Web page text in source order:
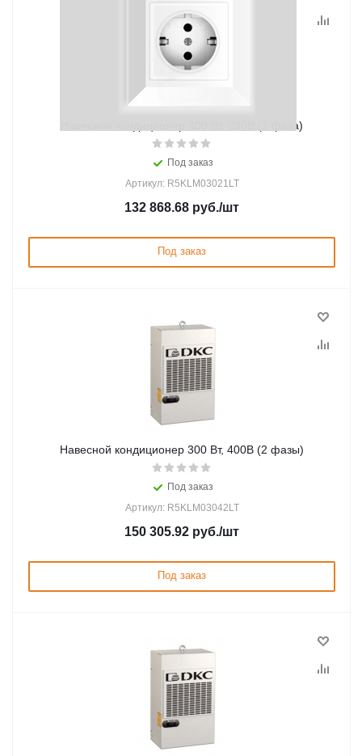
Навесной кондиционер 300 Вт, 230В (1 фаза)
Под заказ
Артикул: R5KLM03021LT
132 868.68 руб./шт
Под заказ
Навесной кондиционер 300 Вт, 400В (2 фазы)
Под заказ
Артикул: R5KLM03042LT
150 305.92 руб./шт
Под заказ